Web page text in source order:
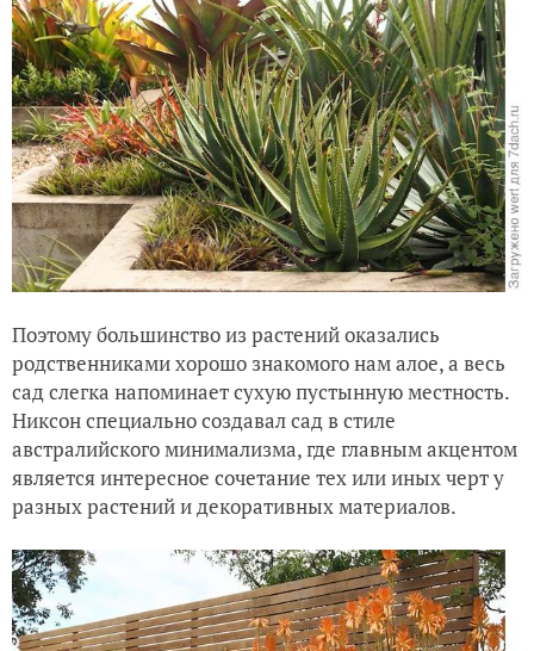
Поэтому большинство из растений оказались
родственниками хорошо знакомого нам алое, а весь
сад слегка напоминает сухую пустынную местность.
Никсон специально создавал сад в стиле
австралийского минимализма, где главным акцентом
является интересное сочетание тех или иных черт у
разных растений и декоративных материалов.